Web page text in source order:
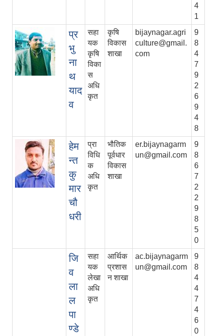
4
1
प्र
भु
ना
थ
याद
व
सहा
यक
कृषि
विका
स
अधि
कृत
कृषि
विकास
शाखा
bijaynagar.agri
culture@gmail.
com
9
8
4
7
9
2
6
9
4
8
हेम
न्त
कु
मार
चौ
धरी
प्रा
विधि
क
अधि
कृत
भौतिक
पूर्वधार
विकास
शाखा
er.bijaynagarm
un@gmail.com
9
8
6
7
2
2
9
8
5
0
जि
व
ला
ल
पा
ण्डे
सहा
यक
लेखा
अधि
कृत
आर्थिक
प्रशास
न शाखा
ac.bijaynagarm
un@gmail.com
9
8
4
4
7
4
6
0